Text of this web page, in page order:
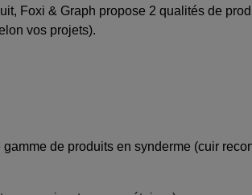
Foxi & Graph propose 2 qualités de
vos projets).
de produits en synderme (cuir